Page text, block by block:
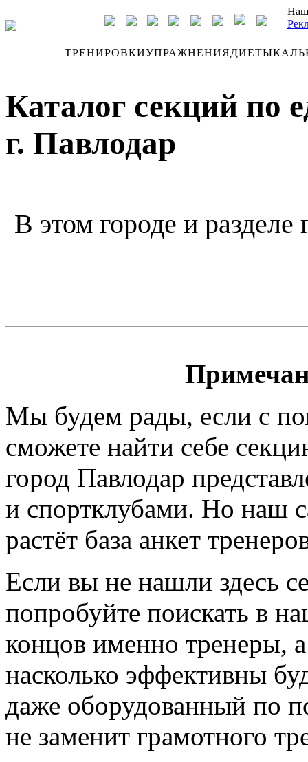
ТРЕНИРОВКИУПРАЖНЕНИЯДИЕТЫ
Каталог секций по
г. Павлодар
В этом городе и
Мы будем рады, если с
сможете найти себе
город Павлодар
и спортклубами. Но наш
растёт база анкет
Если вы не нашли здесь
попробуйте поискать в
концов именно тренеры,
насколько эффективны
даже оборудованный по
не заменит грамотного